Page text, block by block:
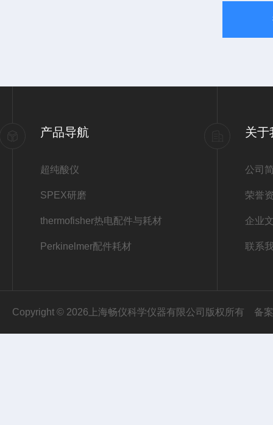
产品导航
超纯酸仪
SPEX研磨
thermofisher热电配件与耗材
Perkinelmer配件耗材
关于
公司
荣誉
企业
联系
Copyright © 2026上海畅仪科学仪器有限公司版权所有 备